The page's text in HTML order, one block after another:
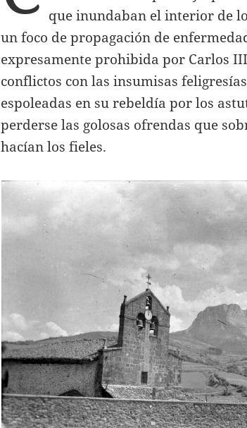
que inundaban el interior de
un foco de propagación de
expresamente prohibida por Carlos
conflictos con las insumisas
espoleadas en su rebeldía por los
perderse las golosas ofrendas que
hacían los fieles.